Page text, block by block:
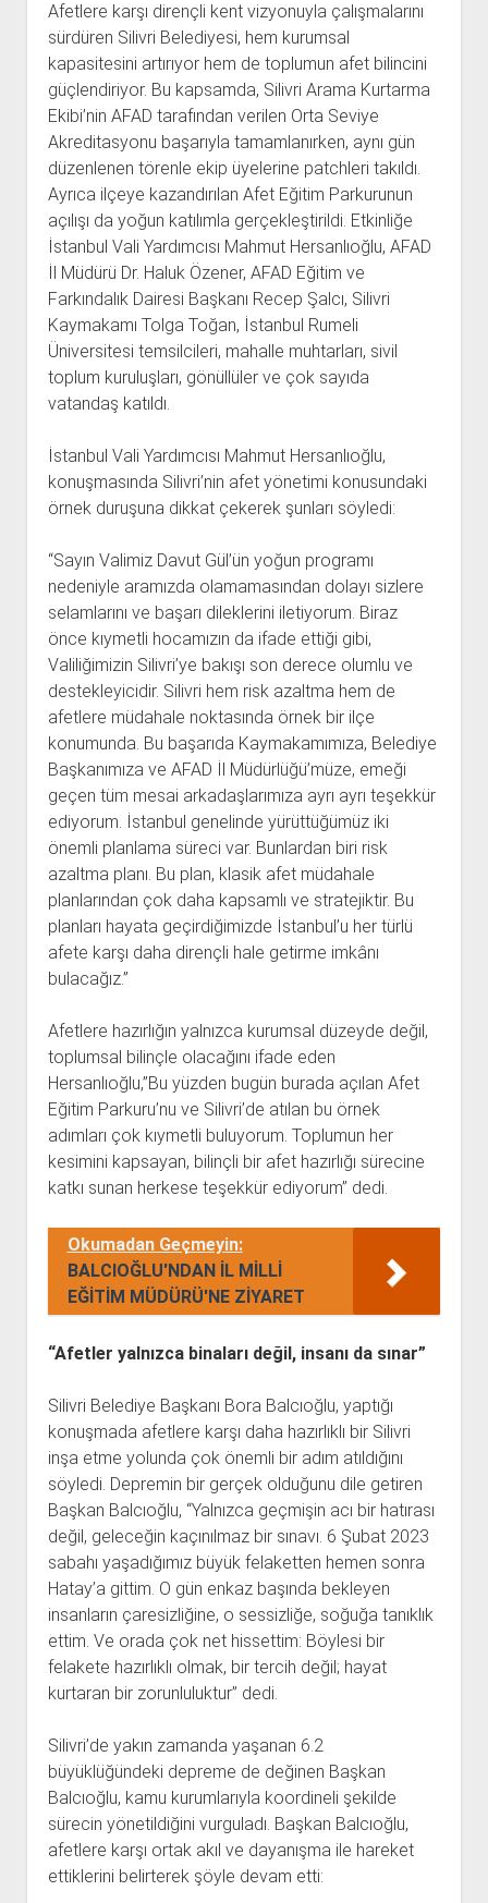
Afetlere karşı dirençli kent vizyonuyla çalışmalarını
sürdüren Silivri Belediyesi, hem kurumsal
kapasitesini artırıyor hem de toplumun afet bilincini
güçlendiriyor. Bu kapsamda, Silivri Arama Kurtarma
Ekibi’nin AFAD tarafından verilen Orta Seviye
Akreditasyonu başarıyla tamamlanırken, aynı gün
düzenlenen törenle ekip üyelerine patchleri takıldı.
Ayrıca ilçeye kazandırılan Afet Eğitim Parkurunun
açılışı da yoğun katılımla gerçekleştirildi. Etkinliğe
İstanbul Vali Yardımcısı Mahmut Hersanlıoğlu, AFAD
İl Müdürü Dr. Haluk Özener, AFAD Eğitim ve
Farkındalık Dairesi Başkanı Recep Şalcı, Silivri
Kaymakamı Tolga Toğan, İstanbul Rumeli
Üniversitesi temsilcileri, mahalle muhtarları, sivil
toplum kuruluşları, gönüllüler ve çok sayıda
vatandaş katıldı.
İstanbul Vali Yardımcısı Mahmut Hersanlıoğlu,
konuşmasında Silivri’nin afet yönetimi konusundaki
örnek duruşuna dikkat çekerek şunları söyledi:
“Sayın Valimiz Davut Gül’ün yoğun programı
nedeniyle aramızda olamamasından dolayı sizlere
selamlarını ve başarı dileklerini iletiyorum. Biraz
önce kıymetli hocamızın da ifade ettiği gibi,
Valiliğimizin Silivri’ye bakışı son derece olumlu ve
destekleyicidir. Silivri hem risk azaltma hem de
afetlere müdahale noktasında örnek bir ilçe
konumunda. Bu başarıda Kaymakamımıza, Belediye
Başkanımıza ve AFAD İl Müdürlüğü’müze, emeği
geçen tüm mesai arkadaşlarımıza ayrı ayrı teşekkür
ediyorum. İstanbul genelinde yürüttüğümüz iki
önemli planlama süreci var. Bunlardan biri risk
azaltma planı. Bu plan, klasik afet müdahale
planlarından çok daha kapsamlı ve stratejiktir. Bu
planları hayata geçirdiğimizde İstanbul’u her türlü
afete karşı daha dirençli hale getirme imkânı
bulacağız.”
Afetlere hazırlığın yalnızca kurumsal düzeyde değil,
toplumsal bilinçle olacağını ifade eden
Hersanlıoğlu,”Bu yüzden bugün burada açılan Afet
Eğitim Parkuru’nu ve Silivri’de atılan bu örnek
adımları çok kıymetli buluyorum. Toplumun her
kesimini kapsayan, bilinçli bir afet hazırlığı sürecine
katkı sunan herkese teşekkür ediyorum” dedi.
Okumadan Geçmeyin:
BALCIOĞLU'NDAN İL MİLLİ
EĞİTİM MÜDÜRÜ'NE ZİYARET
“Afetler yalnızca binaları değil, insanı da sınar”
Silivri Belediye Başkanı Bora Balcıoğlu, yaptığı
konuşmada afetlere karşı daha hazırlıklı bir Silivri
inşa etme yolunda çok önemli bir adım atıldığını
söyledi. Depremin bir gerçek olduğunu dile getiren
Başkan Balcıoğlu, “Yalnızca geçmişin acı bir hatırası
değil, geleceğin kaçınılmaz bir sınavı. 6 Şubat 2023
sabahı yaşadığımız büyük felaketten hemen sonra
Hatay’a gittim. O gün enkaz başında bekleyen
insanların çaresizliğine, o sessizliğe, soğuğa tanıklık
ettim. Ve orada çok net hissettim: Böylesi bir
felakete hazırlıklı olmak, bir tercih değil; hayat
kurtaran bir zorunluluktur” dedi.
Silivri’de yakın zamanda yaşanan 6.2
büyüklüğündeki depreme de değinen Başkan
Balcıoğlu, kamu kurumlarıyla koordineli şekilde
sürecin yönetildiğini vurguladı. Başkan Balcıoğlu,
afetlere karşı ortak akıl ve dayanışma ile hareket
ettiklerini belirterek şöyle devam etti: